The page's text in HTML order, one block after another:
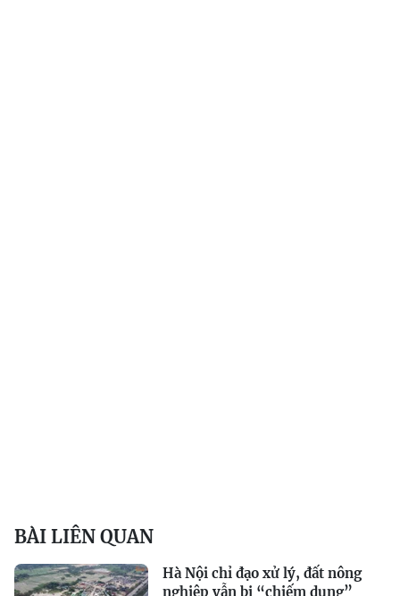
BÀI LIÊN QUAN
Hà Nội chỉ đạo xử lý, đất nông
nghiệp vẫn bị “chiếm dụng”